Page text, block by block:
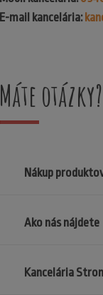
E-mail kancelária:
Máte otázky?
Nákup
Ako nás nájdete
Kancelária